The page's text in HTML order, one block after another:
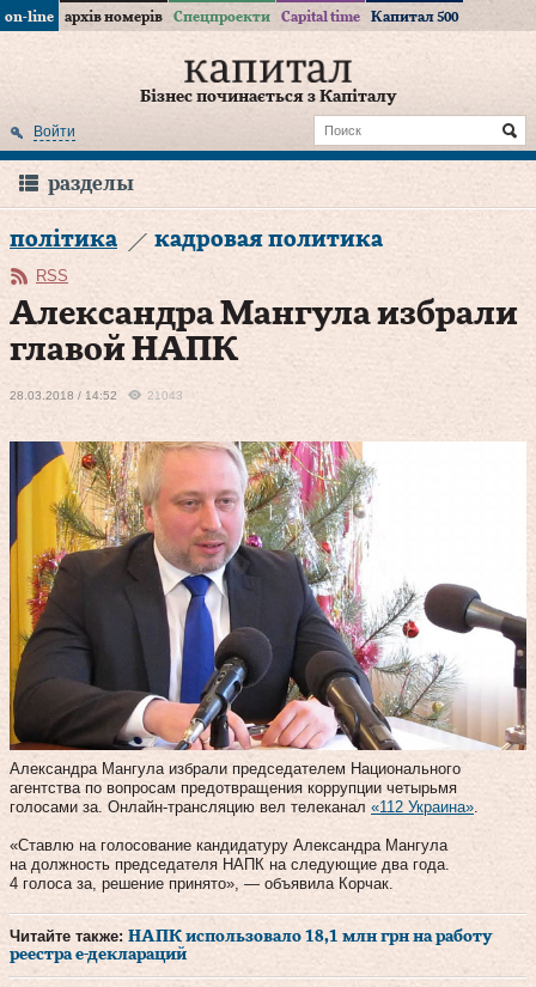
on-line архів номерів Спецпроекти Capital time Капитал 500
Бізнес починається з Капіталу
Войти
разделы
політика кадровая политика
RSS
Александра Мангула избрали
главой НАПК
28.03.2018 / 14:52 21043
Александра Мангула избрали председателем Национального
агентства по вопросам предотвращения коррупции четырьмя
голосами за. Онлайн-трансляцию вел телеканал «112 Украина»
«Ставлю на голосование кандидатуру Александра Мангула
на должность председателя НАПК на следующие два года.
4 голоса за, решение принято», — объявила Корчак.
Читайте также: НАПК использовало 18,1 млн грн на работу
реестра е-деклараций